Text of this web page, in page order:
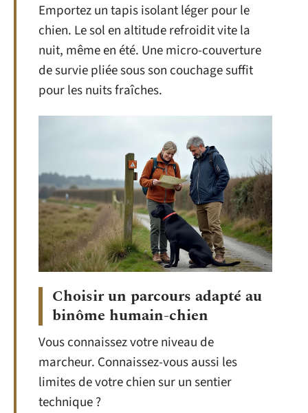
Emportez un tapis isolant léger pour le
chien. Le sol en altitude refroidit vite la
nuit, même en été. Une micro-couverture
de survie pliée sous son couchage suffit
pour les nuits fraîches.
Choisir un parcours adapté au
binôme humain-chien
Vous connaissez votre niveau de
marcheur. Connaissez-vous aussi les
limites de votre chien sur un sentier
technique ?